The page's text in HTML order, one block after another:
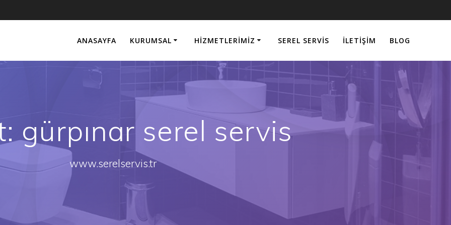
ANASAYFA KURUMSAL HIZMETLERIMIZ SEREL SERVIS İLETIŞIM BLOG
gürpınar serel servis
www.serelservis.tr